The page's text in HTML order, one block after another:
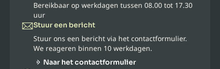
Bereikbaar op werkdagen tussen 08.00 tot 17.30
uur
Stuur een bericht
Stuur ons een bericht via het contactformulier.
We reageren binnen 10 werkdagen.
Naar het contactformulier